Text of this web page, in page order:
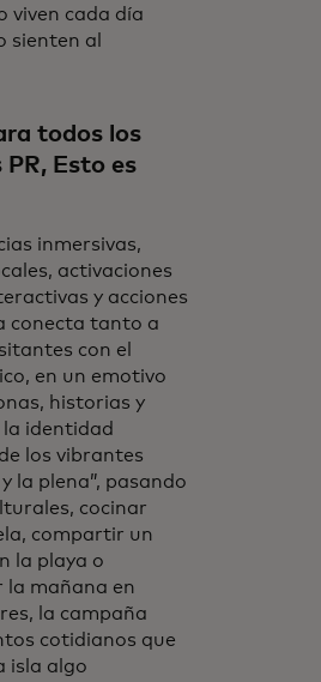
viven cada día
sienten al
todos los
Esto es
inmersivas,
activaciones
y acciones
conecta tanto a
con el
en un emotivo
historias y
la identidad
los vibrantes
la plena”, pasando
cocinar
compartir un
la playa o
mañana en
la campaña
cotidianos que
isla algo